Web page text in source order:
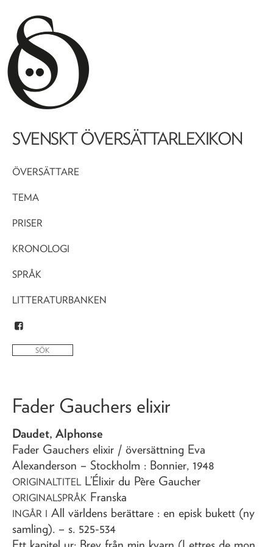
SVENSKT ÖVERSÄTTARLEXIKON
ÖVERSÄTTARE
TEMA
PRISER
KRONOLOGI
SPRÅK
LITTERATURBANKEN
Fader Gauchers elixir
Daudet, Alphonse
Fader Gauchers elixir / översättning Eva
Alexanderson – Stockholm : Bonnier, 1948
ORIGINALTITEL L’Élixir du Père Gaucher
ORIGINALSPRÅK Franska
INGÅR I All världens berättare : en episk bukett (ny
samling). – s. 525-534